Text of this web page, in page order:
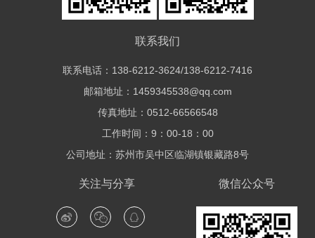
联系我们
联系电话：138-6212-3624/138-6212-7416
邮箱地址：1459345538@qq.com
传真地址：0512-66566548
工作时间：9：00-18：00
公司地址：苏州市吴中区临湖镇银藏路8号
关注与分享 微信公众号